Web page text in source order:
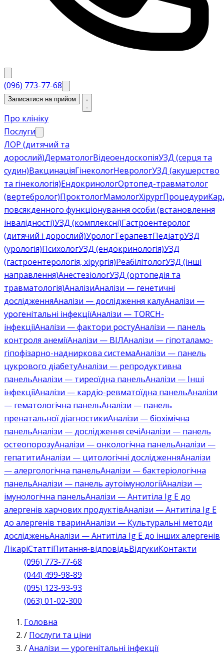
(096) 773-77-68
Записатися на прийом
Про клініку
Послуги
ЛОР (дитячий та
дорослий)ДерматологВідеоендоскопіяУЗД (серця та
судин)ВакцинаціяГінекологНеврологУЗД (акушерство
та гінекологія)ЕндокринологОртопед-травматолог
(вертебролог)ПроктологМамологХірургПроцедури
повсякденного функціонування особи (встановлення
інвалідності)УЗД (комплексні)Гастроентеролог
(дитячий і дорослий)УрологТерапевтПедіатрУЗД
(урологія)ПсихологУЗД (ендокринологія)УЗД
(гастроентерологія, хірургія)РеабілітологУЗД (інші
направлення)АнестезіологУЗД (ортопедія та
травматологія)АналізиАналізи — генетичні
дослідженняАналізи — дослідження калуАналізи —
урогенітальні інфекціїАналізи — TORCH-
інфекціїАналізи — фактори ростуАналізи — панель
контроля анеміїАналізи — ВІЛАналізи — гіпоталамо-
гіпофізарно-надниркова системаАналізи — панель
цукрового діабетуАналізи — репродуктивна
панельАналізи — тиреоїдна панельАналізи — Інші
інфекціїАналізи — кардіо-ревматоїдна панельАналізи
— гематологічна панельАналізи — панель
пренатальної діагностикиАналізи — біохімічна
панельАналізи — дослідження сечіАналізи — панель
остеопорозуАналізи — онкологічна панельАналізи —
гепатитиАналізи — цитологічні дослідженняАналізи
— алергологічна панельАналізи — бактеріологічна
панельАналізи — панель аутоімунологіїАналізи —
імунологічна панельАналізи — Антитіла Ig E до
алергенів харчових продуктівАналізи — Антитіла Ig E
до алергенів тваринАналізи — Культуральні методи
дослідженьАналізи — Антитіла Ig E до інших алергенів
ЛікаріСтаттіПитання-відповідьВідгукиКонтакти
(096) 773-77-68
(044) 499-98-89
(095) 123-93-93
(063) 01-02-300
Головна
/ Послуги та ціни
/Аналізи — урогенітальні інфекції